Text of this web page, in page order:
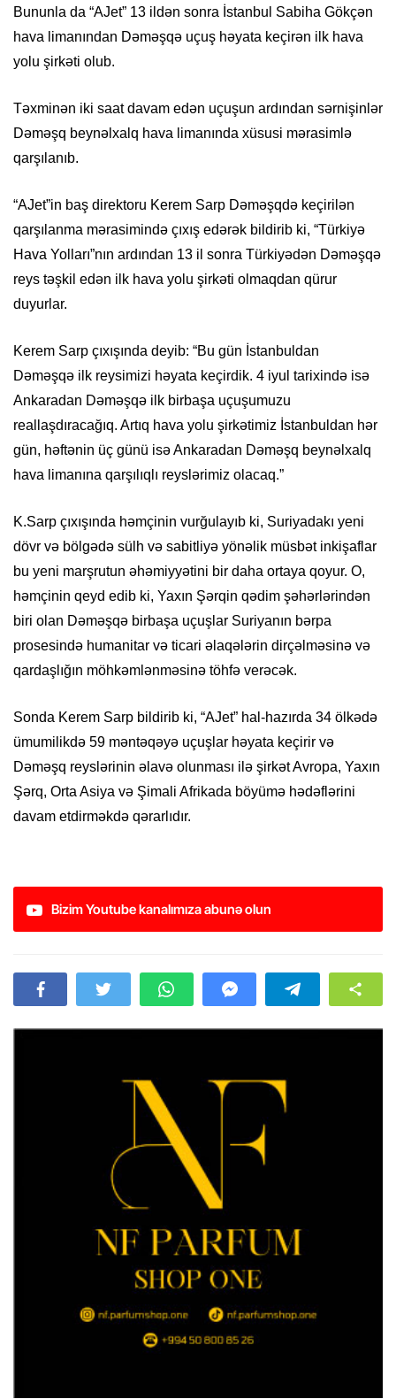
Bununla da “AJet” 13 ildən sonra İstanbul Sabiha Gökçən
hava limanından Dәmәşqә uçuş həyata keçirən ilk hava
yolu şirkəti olub.
Təxminən iki saat davam edən uçuşun ardından sərnişinlər
Dәmәşq beynəlxalq hava limanında xüsusi mərasimlə
qarşılanıb.
“AJet”in baş direktoru Kerem Sarp Dәmәşqdә keçirilən
qarşılanma mərasimində çıxış edərək bildirib ki, “Türkiyә
Hava Yolları”nın ardından 13 il sonra Türkiyədən Dәmәşqә
reys təşkil edən ilk hava yolu şirkəti olmaqdan qürur
duyurlar.
Kerem Sarp çıxışında deyib: “Bu gün İstanbuldan
Dәmәşqә ilk reysimizi həyata keçirdik. 4 iyul tarixindә isə
Ankaradan Dәmәşqә ilk birbaşa uçuşumuzu
reallaşdıracağıq. Artıq hava yolu şirkәtimiz İstanbuldan hər
gün, həftənin üç günü isə Ankaradan Dәmәşq beynəlxalq
hava limanına qarşılıqlı reyslərimiz olacaq.”
K.Sarp çıxışında hәmçinin vurğulayıb ki, Suriyadakı yeni
dövr və bölgədə sülh və sabitliyə yönəlik müsbət inkişaflar
bu yeni marşrutun əhəmiyyətini bir daha ortaya qoyur. O,
həmçinin qeyd edib ki, Yaxın Şərqin qədim şəhərlərindən
biri olan Dәmәşqә birbaşa uçuşlar Suriyanın bərpa
prosesində humanitar və ticari əlaqələrin dirçəlməsinə və
qardaşlığın möhkəmlənməsinə töhfə verəcək.
Sonda Kerem Sarp bildirib ki, “AJet” hal-hazırda 34 ölkədə
ümumilikdə 59 məntəqəyə uçuşlar həyata keçirir və
Dәmәşq reyslərinin əlavə olunması ilə şirkət Avropa, Yaxın
Şərq, Orta Asiya və Şimali Afrikada böyümə hədəflərini
davam etdirməkdə qərarlıdır.
Bizim Youtube kanalımıza abunə olun